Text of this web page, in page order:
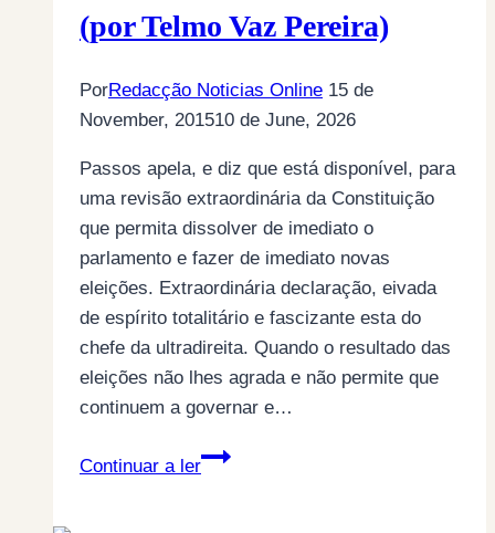
como
tu.
(por Telmo Vaz Pereira)
PorRedacção Noticias Online 15 de
November, 201510 de June, 2026
Passos apela, e diz que está disponível, para
uma revisão extraordinária da Constituição
que permita dissolver de imediato o
parlamento e fazer de imediato novas
eleições. Extraordinária declaração, eivada
de espírito totalitário e fascizante esta do
chefe da ultradireita. Quando o resultado das
eleições não lhes agrada e não permite que
continuem a governar e…
Continuar a ler
Repetir…